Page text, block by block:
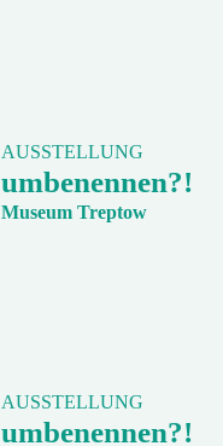
AUSSTELLUNG
umbenennen?!
Museum Treptow
AUSSTELLUNG
umbenennen?!